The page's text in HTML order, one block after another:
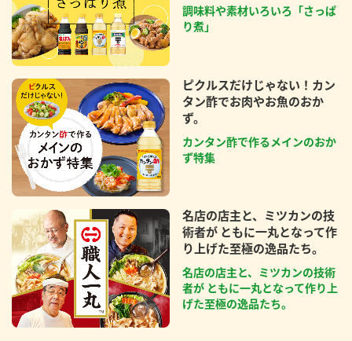
調味料や素材いろいろ「さっぱ
り煮」
ピクルスだけじゃない！カン
タン酢でお肉やお魚のおか
ず。
カンタン酢で作るメインのおか
ず特集
名店の店主と、ミツカンの技
術者が ともに一丸となって作
り上げた至極の逸品たち。
名店の店主と、ミツカンの技術
者が ともに一丸となって作り上
げた至極の逸品たち。